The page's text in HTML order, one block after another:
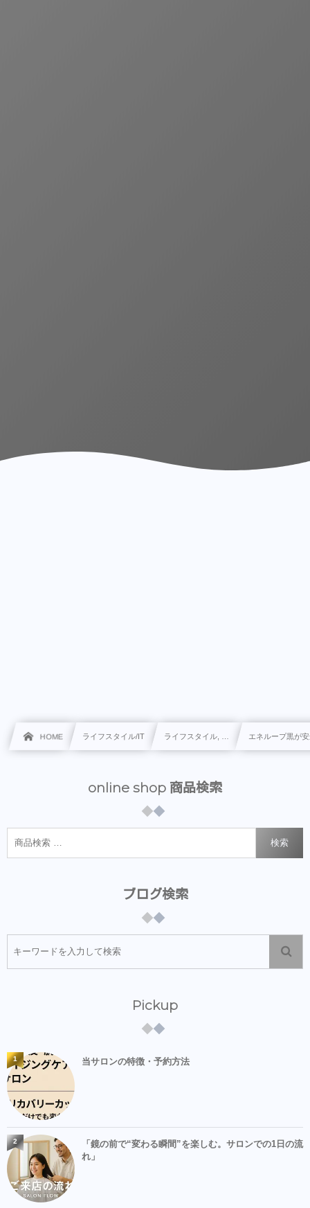
HOME ライフスタイル/IT ライフスタイル, … エネループ黒が
online shop 商品検索
検索
ブログ検索
Pickup
当サロンの特徴・予約方法
1
「鏡の前で“変わる瞬間”を楽しむ。サロンでの1日の流
れ」
2